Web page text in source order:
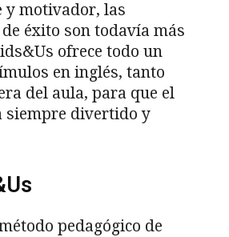
y motivador, las
éxito son todavía más
ofrece todo un
en inglés, tanto
del aula, para que el
siempre divertido y
pedagógico de